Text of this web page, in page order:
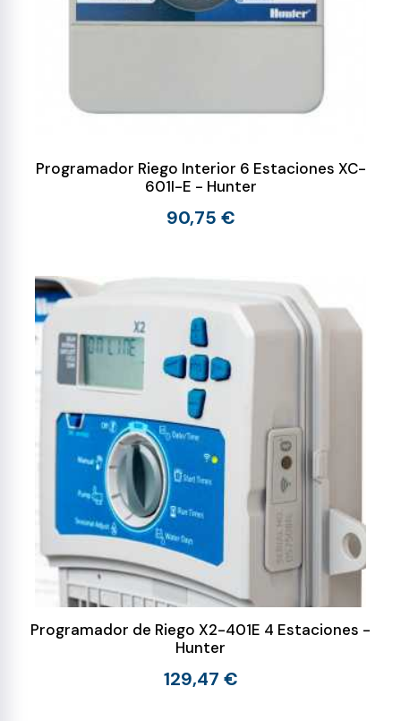
Programador Riego Interior 6 Estaciones XC-
601I-E - Hunter
90,75 €
Programador de Riego X2-401E 4 Estaciones -
Hunter
129,47 €